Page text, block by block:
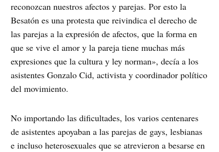
reconozcan nuestros afectos y parejas. Por esto la
Besatón es una protesta que reivindica el derecho de
las parejas a la expresión de afectos, que la forma en
que se vive el amor y la pareja tiene muchas más
expresiones que la cultura y ley norman», decía a los
asistentes Gonzalo Cid, activista y coordinador político
del movimiento.
No importando las dificultades, los varios centenares
de asistentes apoyaban a las parejas de gays, lesbianas
e incluso heterosexuales que se atrevieron a besarse en